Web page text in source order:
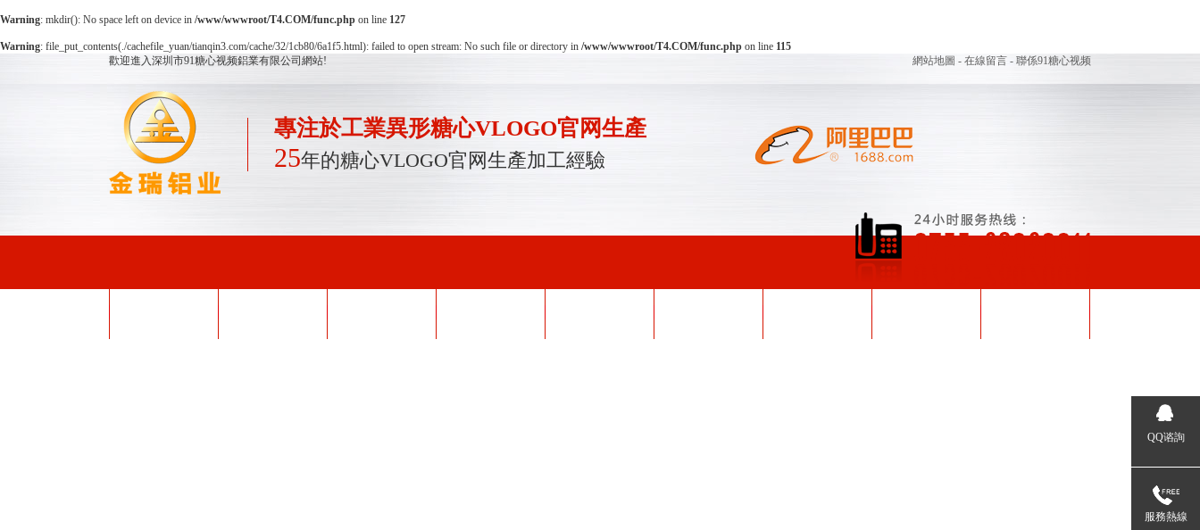
Warning: mkdir(): No space left on device in /www/wwwroot/T4.COM/func.php on line 127
Warning: file_put_contents(./cachefile_yuan/tianqin3.com/cache/32/1cb80/6a1f5.html): failed to open stream: No such file or directory in /www/wwwroot/T4.COM/func.php on line 115
歡迎進入深圳市91糖心视频鋁業有限公司網站!
網站地圖 - 在線留言 - 聯係91糖心视频
專注於工業異形糖心VLOGO官网生產
25年的糖心VLOGO官网生產加工經驗
QQ谘詢
服務熱線